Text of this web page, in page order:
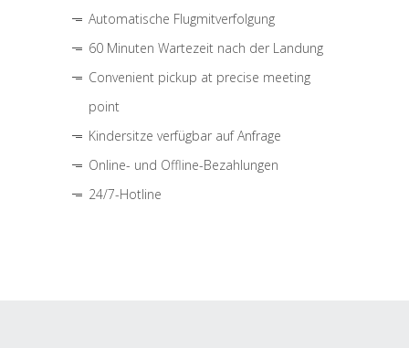
Automatische Flugmitverfolgung
60 Minuten Wartezeit nach der Landung
Convenient pickup at precise meeting
point
Kindersitze verfügbar auf Anfrage
Online- und Offline-Bezahlungen
24/7-Hotline